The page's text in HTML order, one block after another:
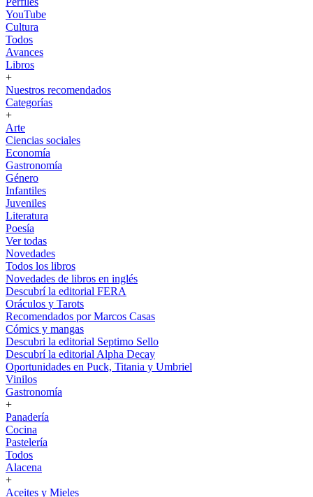
YouTube
Cultura
Todos
Avances
Libros
+
Nuestros recomendados
Categorías
+
Arte
Ciencias sociales
Economía
Gastronomía
Género
Infantiles
Juveniles
Literatura
Poesía
Ver todas
Novedades
Todos los libros
Novedades de libros en inglés
Descubrí la editorial FERA
Oráculos y Tarots
Recomendados por Marcos Casas
Cómics y mangas
Descubri la editorial Septimo Sello
Descubrí la editorial Alpha Decay
Oportunidades en Puck, Titania y Umbriel
Vinilos
Gastronomía
+
Panadería
Cocina
Pastelería
Todos
Alacena
+
Aceites y Mieles